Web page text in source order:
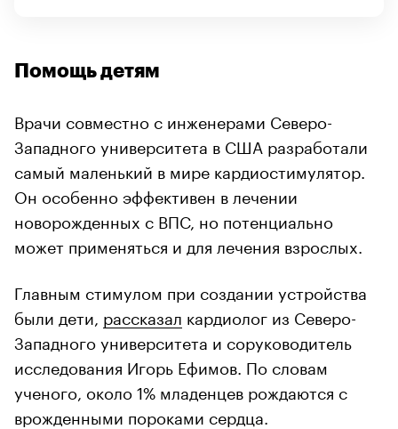
Помощь детям
Врачи совместно с инженерами Северо-
Западного университета в США разработали
самый маленький в мире кардиостимулятор.
Он особенно эффективен в лечении
новорожденных с ВПС, но потенциально
может применяться и для лечения взрослых.
Главным стимулом при создании устройства
были дети, рассказал кардиолог из Северо-
Западного университета и соруководитель
исследования Игорь Ефимов. По словам
ученого, около 1% младенцев рождаются с
врожденными пороками сердца.